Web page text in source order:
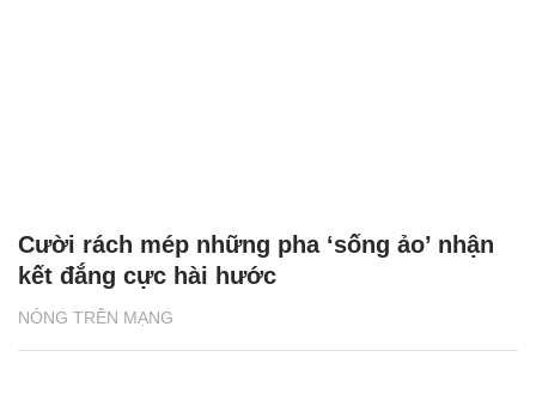
NÓNG TRÊN MẠNG
Cười rách mép những pha ‘sống ảo’ nhận
kết đắng cực hài hước